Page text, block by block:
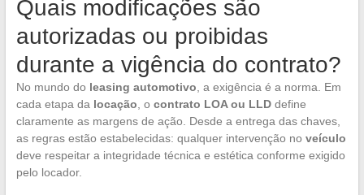
Quais modificações são
autorizadas ou proibidas
durante a vigência do contrato?
No mundo do leasing automotivo , a exigência é a norma. Em
cada etapa da locação , o contrato LOA ou LLDdefine
claramente as margens de ação. Desde a entrega das chaves,
as regras estão estabelecidas: qualquer intervenção no veículo
deve respeitar a integridade técnica e estética conforme exigido
pelo locador.